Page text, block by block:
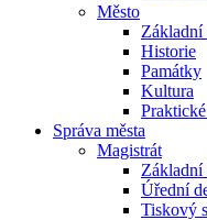
Město
Základní
Historie
Památky
Kultura
Správa města
Magistrát
Základní
Úřední
Tiskový